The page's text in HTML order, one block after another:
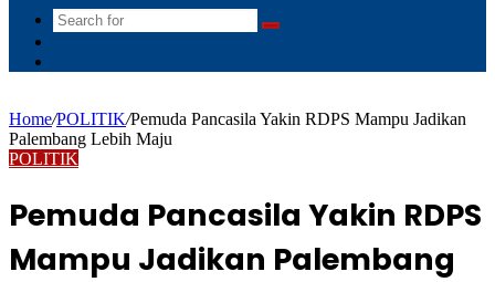
Search
Home/POLITIK/Pemuda Pancasila Yakin RDPS Mampu Jadikan
Palembang Lebih Maju
POLITIK
Pemuda Pancasila Yakin RDPS
Mampu Jadikan Palembang